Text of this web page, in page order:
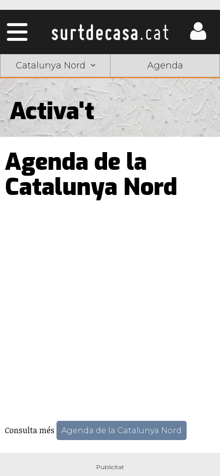
Catalunya Nord Agenda
Activa't
Agenda de la
Catalunya Nord
Consulta més Agenda de la Catalunya Nord